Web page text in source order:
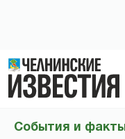
События и